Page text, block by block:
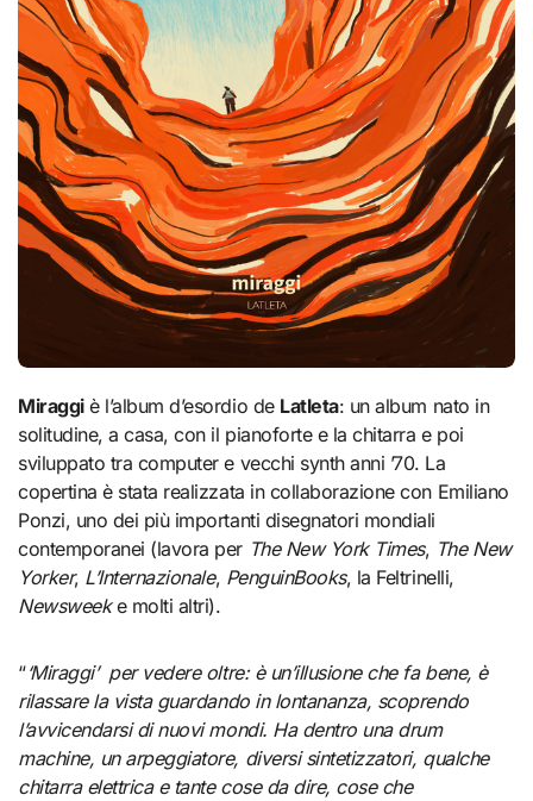
Miraggiè l’album d’esordio de Latleta: un album nato in
solitudine, a casa, con il pianoforte e la chitarra e poi
sviluppato tra computer e vecchi synth anni ’70. La
copertina è stata realizzata in collaborazione con Emiliano
Ponzi, uno dei più importanti disegnatori mondiali
contemporanei (lavora per The New York Times, The New
Yorker, L’Internazionale, PenguinBooks, la Feltrinelli,
Newsweeke molti altri).
“‘Miraggi’ per vedere oltre: è un’illusione che fa bene, è
rilassare la vista guardando in lontananza, scoprendo
l’avvicendarsi di nuovi mondi. Ha dentro una drum
machine, un arpeggiatore, diversi sintetizzatori, qualche
chitarra elettrica e tante cose da dire, cose che